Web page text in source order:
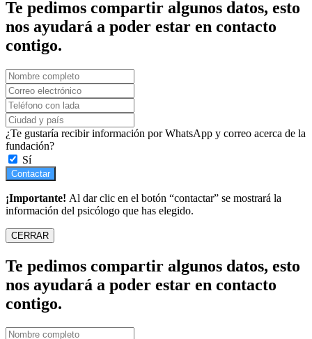
Te pedimos compartir algunos datos, esto
nos ayudará a poder estar en contacto
contigo.
¿Te gustaría recibir información por WhatsApp y correo acerca de la
fundación?
Sí
Contactar
¡Importante! Al dar clic en el botón “contactar” se mostrará la
información del psicólogo que has elegido.
CERRAR
Te pedimos compartir algunos datos, esto
nos ayudará a poder estar en contacto
contigo.